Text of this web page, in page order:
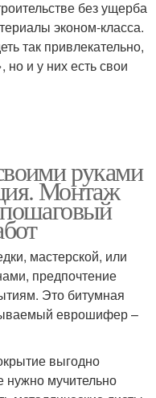
без ущерба
эконом-класса.
так привлекательно,
но и у них есть свои
руками
Монтаж
мастерской, или
предпочтение
Это битумная
еврошифер –
выгодно
нужно мучительно